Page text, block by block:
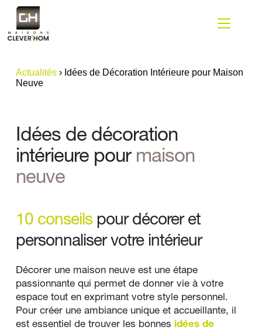
Passer
contenu
Actualités› Idées de Décoration Intérieure pour Maison
Neuve
Idées de décoration
intérieure pour maison
neuve
10 conseils pour décorer et
personnaliser votre intérieur
Décorer une maison neuve est une étape
passionnante qui permet de donner vie à votre
espace tout en exprimant votre style personnel.
Pour créer une ambiance unique et accueillante, il
est essentiel de trouver les bonnes idées de